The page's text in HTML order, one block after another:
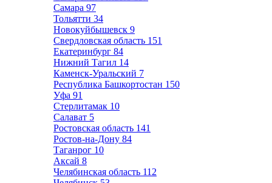
Самара 97
Тольятти 34
Новокуйбышевск 9
Свердловская область 151
Екатеринбург 84
Нижний Тагил 14
Каменск-Уральский 7
Республика Башкортостан 150
Уфа 91
Стерлитамак 10
Салават 5
Ростовская область 141
Ростов-на-Дону 84
Таганрог 10
Аксай 8
Челябинская область 112